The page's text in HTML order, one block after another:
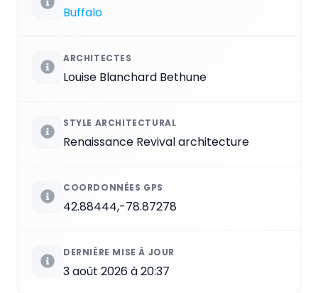
Buffalo
ARCHITECTES
Louise Blanchard Bethune
STYLE ARCHITECTURAL
Renaissance Revival architecture
COORDONNÉES GPS
42.88444,-78.87278
DERNIÈRE MISE À JOUR
3 août 2026 à 20:37